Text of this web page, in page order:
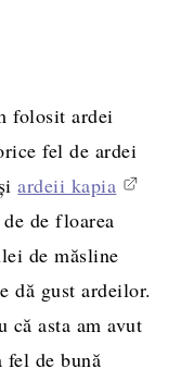
folosit ardei
fel de ardei
ardeii kapia
de floarea
de măsline
dă gust ardeilor.
că asta am avut
fel de bună